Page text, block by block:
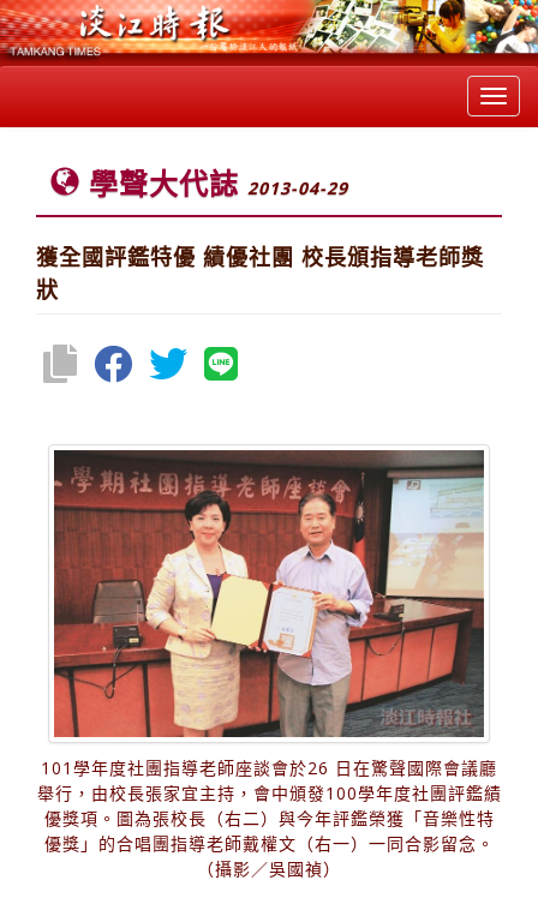
學聲大代誌 2013-04-29
獲全國評鑑特優 績優社團 校長頒指導老師獎
狀
101學年度社團指導老師座談會於26 日在驚聲國際會議廳
舉行，由校長張家宜主持，會中頒發100學年度社團評鑑績
優獎項。圖為張校長（右二）與今年評鑑榮獲「音樂性特
優獎」的合唱團指導老師戴權文（右一）一同合影留念。
（攝影／吳國禎）